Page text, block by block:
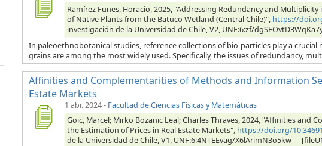
Ramírez Funes, Horacio, 2025, "Addressing Redundancy and
of Native Plants from the Batuco Wetland (Central Chile)", https://
investigación de la Universidad de Chile, V2, UNF:6:zf/
In paleoethnobotanical studies, reference collections of bio-particles play a
grains are among the most widely used. Specifically, the issues of redundancy,
Affinities and Complementarities of Methods and Information
Estate Markets
1 abr. 2024- Facultad de Ciencias Físicas y Matemáticas
Goic, Marcel; Mirko Bozanic Leal; Charles Thraves, 2024, "Affinities
the Estimation of Prices in Real Estate Markets", https://doi.org/
de la Universidad de Chile, V1, UNF:6:4NTEEvag/X6lArimN3o5kw==